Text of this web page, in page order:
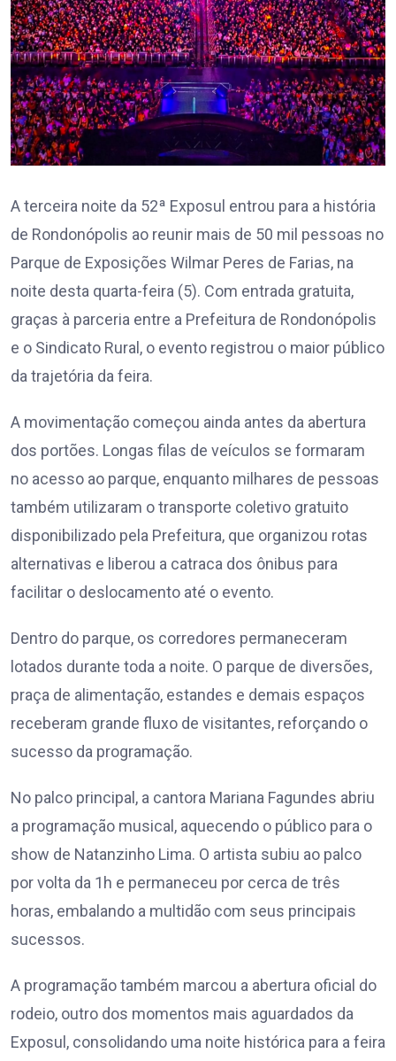
A terceira noite da 52ª Exposul entrou para a história
de Rondonópolis ao reunir mais de 50 mil pessoas no
Parque de Exposições Wilmar Peres de Farias, na
noite desta quarta-feira (5). Com entrada gratuita,
graças à parceria entre a Prefeitura de Rondonópolis
e o Sindicato Rural, o evento registrou o maior público
da trajetória da feira.
A movimentação começou ainda antes da abertura
dos portões. Longas filas de veículos se formaram
no acesso ao parque, enquanto milhares de pessoas
também utilizaram o transporte coletivo gratuito
disponibilizado pela Prefeitura, que organizou rotas
alternativas e liberou a catraca dos ônibus para
facilitar o deslocamento até o evento.
Dentro do parque, os corredores permaneceram
lotados durante toda a noite. O parque de diversões,
praça de alimentação, estandes e demais espaços
receberam grande fluxo de visitantes, reforçando o
sucesso da programação.
No palco principal, a cantora Mariana Fagundes abriu
a programação musical, aquecendo o público para o
show de Natanzinho Lima. O artista subiu ao palco
por volta da 1h e permaneceu por cerca de três
horas, embalando a multidão com seus principais
sucessos.
A programação também marcou a abertura oficial do
rodeio, outro dos momentos mais aguardados da
Exposul, consolidando uma noite histórica para a feira